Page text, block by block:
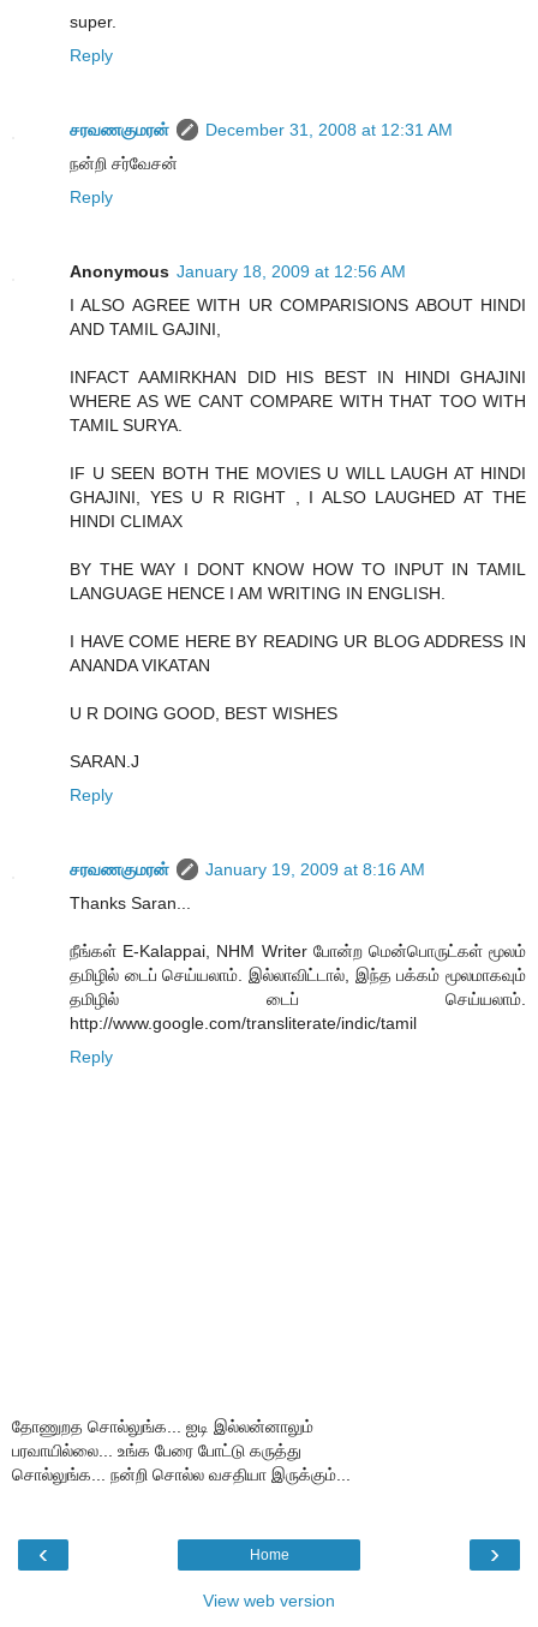
super.
Reply
சரவணகுமரன்
December 31, 2008 at 12:31 AM
நன்றி சர்வேசன்
Reply
Anonymous January 18, 2009 at 12:56 AM
I ALSO AGREE WITH UR COMPARISIONS ABOUT HINDI
AND TAMIL GAJINI,
INFACT AAMIRKHAN DID HIS BEST IN HINDI GHAJINI
WHERE AS WE CANT COMPARE WITH THAT TOO WITH
TAMIL SURYA.
IF U SEEN BOTH THE MOVIES U WILL LAUGH AT HINDI
GHAJINI, YES U R RIGHT , I ALSO LAUGHED AT THE
HINDI CLIMAX
BY THE WAY I DONT KNOW HOW TO INPUT IN TAMIL
LANGUAGE HENCE I AM WRITING IN ENGLISH.
I HAVE COME HERE BY READING UR BLOG ADDRESS IN
ANANDA VIKATAN
U R DOING GOOD, BEST WISHES
SARAN.J
Reply
சரவணகுமரன்
January 19, 2009 at 8:16 AM
Thanks Saran...
நீங்கள் E-Kalappai, NHM Writer போன்ற மென்பொருட்கள் மூலம்
தமிழில் டைப் செய்யலாம். இல்லாவிட்டால், இந்த பக்கம் மூலமாகவும்
தமிழில் டைப் செய்யலாம்.
http://www.google.com/transliterate/indic/tamil
Reply
தோணுறத சொல்லுங்க... ஐடி இல்லன்னாலும்
பரவாயில்லை... உங்க பேரை போட்டு கருத்து
சொல்லுங்க... நன்றி சொல்ல வசதியா இருக்கும்...
‹ ›
Home
View web version